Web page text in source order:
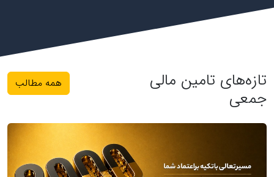
تازه‌های تامین مالی
جمعی
همه مطالب